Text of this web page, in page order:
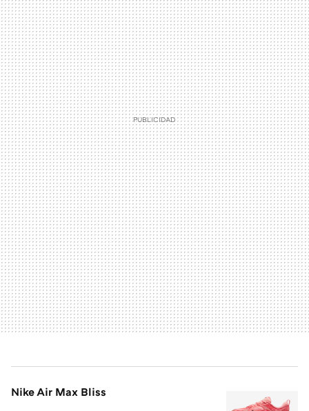
Nike Air Max Bliss